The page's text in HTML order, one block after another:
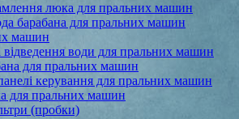
люка для пральних машин
барабана для пральних машин
машин
води для пральних машин
для пральних машин
керування для пральних машин
для пральних машин
(пробки)